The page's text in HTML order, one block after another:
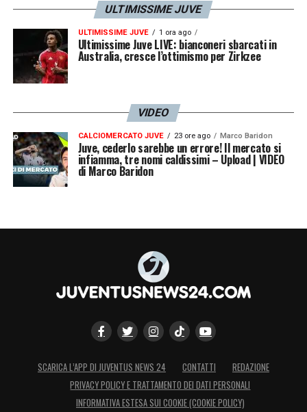
ULTIMISSIME JUVE
ULTIMISSIME JUVE 1 ora ago
Ultimissime Juve LIVE: bianconeri sbarcati in
Australia, cresce l’ottimismo per Zirkzee
VIDEO
CALCIOMERCATO JUVE 23 ore ago Marco Baridon
Juve, cederlo sarebbe un errore! Il mercato si
infiamma, tre nomi caldissimi – Upload | VIDEO
di Marco Baridon
SCARICA L’APP DI JUVENTUS NEWS 24 CONTATTI
REDAZIONE
PRIVACY POLICY E TRATTAMENTO DEI DATI PERSONALI
INFORMATIVA ESTESA SUI COOKIE (COOKIE POLICY)